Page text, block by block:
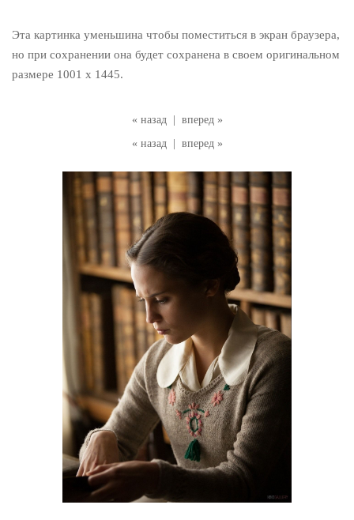
« назад
вперед »
« назад
вперед »
Эта картинка уменьшина чтобы поместиться в экран браузера,
но при сохранении она будет сохранена в своем оригинальном
размере 1001 x 1445.